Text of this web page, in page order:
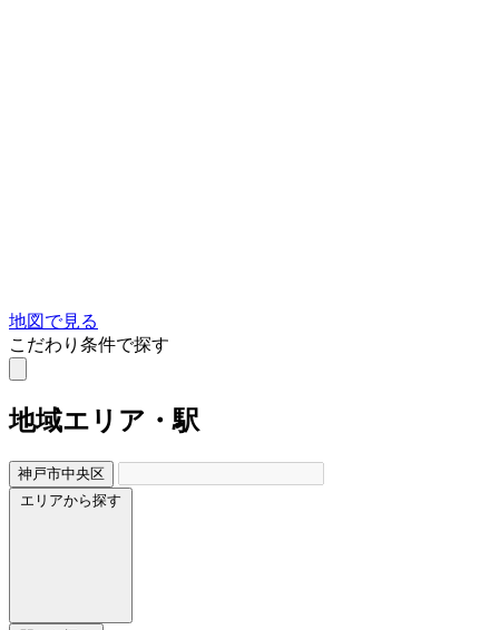
地図で見る
こだわり条件で探す
地域エリア・駅
神戸市中央区
エリアから探す